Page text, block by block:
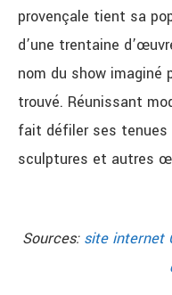
provençale tient sa
d’une trentaine
nom du show
trouvé. Réunissant
fait défiler ses tenues
sculptures et autres
Sources: site internet